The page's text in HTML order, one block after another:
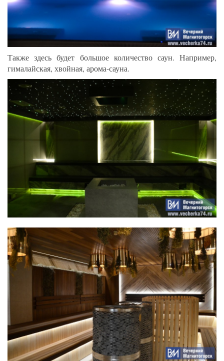
Также здесь будет большое количество саун. Например,
гималайская, хвойная, арома-сауна.